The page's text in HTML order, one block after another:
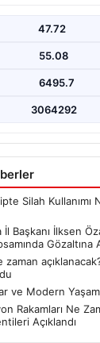
eden rüşvet
47.72
55.08
6495.7
3064292
Silah
Başkanı İlksen
Gözaltına
zaman
ve Modern
Rakamları Ne
Açıklandı